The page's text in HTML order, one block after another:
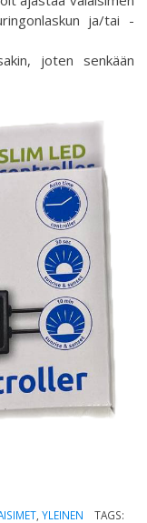
ja/tai -
joten senkään
,YLEINEN
TAGS: